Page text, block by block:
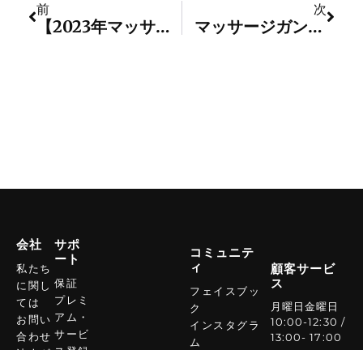
前
【2023年マッサージガン比較】5大性能から理想のマッサージガンを見つけて筋肉痛を緩和
次
マッサージガンが必要な理由利点と利点
会社
私たち
に関し
ては
お問い
合わせ
サポ
ート
保証
プレミ
アム・
サービ
コミュニテ
ィ
フェイスブッ
ク
インスタグラ
ム
顧客サービ
ス
月曜日金曜日
10:00-12:30 /
13:00- 17:00